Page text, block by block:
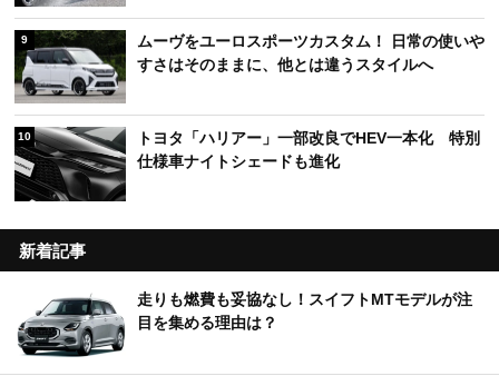
9
ムーヴをユーロスポーツカスタム！ 日常の使いや
すさはそのままに、他とは違うスタイルへ
10
トヨタ「ハリアー」一部改良でHEV一本化 特別
仕様車ナイトシェードも進化
新着記事
走りも燃費も妥協なし！スイフトMTモデルが注
目を集める理由は？